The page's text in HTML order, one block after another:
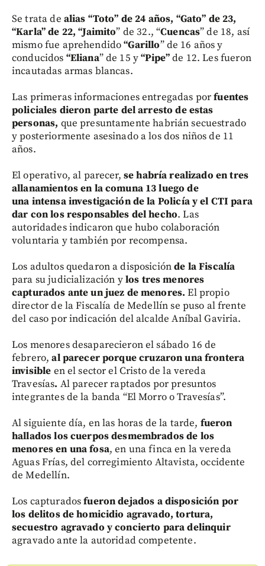
Se trata de alias “Toto” de 24 años, “Gato” de 23,
“Karla” de 22, “Jaimito” de 32., “Cuencas” de 18, así
mismo fue aprehendido“Garillo” de 16 años y
conducidos “Eliana” de 15 y“Pipe”de 12. Les fueron
incautadas armas blancas.
Las primeras informaciones entregadas porfuentes
policiales dieron parte del arresto de estas
personas, que presuntamente habrián secuestrado
y posteriormente asesinado a los dos niños de 11
años.
El operativo, al parecer, se habría realizado en tres
allanamientos en la comuna 13 luego de
una intensa investigación de la Policía y el CTI para
dar con los responsables del hecho. Las
autoridades indicaron que hubo colaboración
voluntaria y también por recompensa.
Los adultos quedaron a disposiciónde la Fiscalía
para su judicialización ylos tres menores
capturados ante un juez de menores. El propio
director de la Fiscalía de Medellín se puso al frente
del caso por indicación del alcalde Aníbal Gaviria.
Los menores desaparecieron el sábado 16 de
febrero,al parecer porque cruzaron una frontera
invisible en el sector el Cristo de la vereda
Travesías. Al parecer raptados por presuntos
integrantes de la banda “El Morro o Travesías”.
Al siguiente día, en las horas de la tarde, fueron
hallados los cuerpos desmembrados de los
menores en una fosa, en una finca en la vereda
Aguas Frías, del corregimiento Altavista, occidente
de Medellín.
Los capturadosfueron dejados a disposición por
los delitos de homicidio agravado, tortura,
secuestro agravado y concierto para delinquir
agravado ante la autoridad competente.